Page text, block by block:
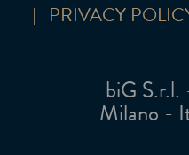
PRIVACY
biG S.r.l.
Milano -